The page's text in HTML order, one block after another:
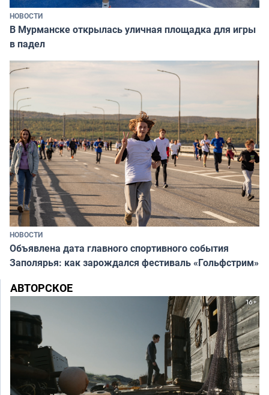
НОВОСТИ
В Мурманске открылась уличная площадка для игры
в падел
НОВОСТИ
Объявлена дата главного спортивного события
Заполярья: как зарождался фестиваль «Гольфстрим»
АВТОРСКОЕ